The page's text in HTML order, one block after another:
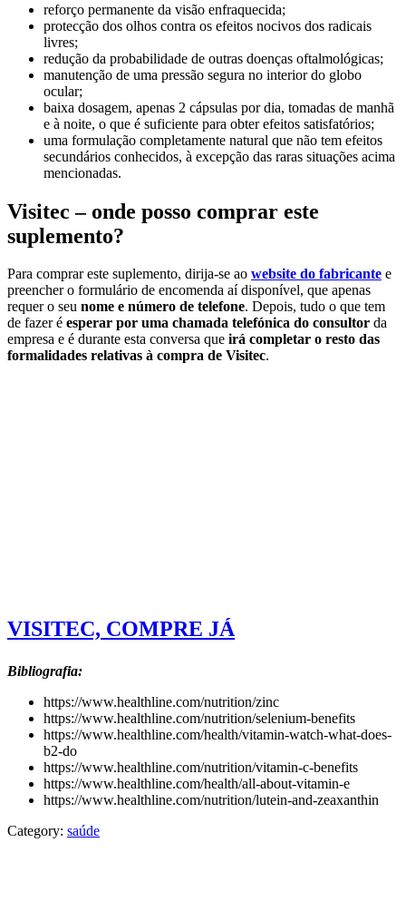
reforço permanente da visão enfraquecida;
protecção dos olhos contra os efeitos nocivos dos radicais
livres;
redução da probabilidade de outras doenças oftalmológicas;
manutenção de uma pressão segura no interior do globo
ocular;
baixa dosagem, apenas 2 cápsulas por dia, tomadas de manhã
e à noite, o que é suficiente para obter efeitos satisfatórios;
uma formulação completamente natural que não tem efeitos
secundários conhecidos, à excepção das raras situações acima
mencionadas.
Visitec – onde posso comprar este
suplemento?
Para comprar este suplemento, dirija-se ao website do fabricante e
preencher o formulário de encomenda aí disponível, que apenas
requer o seu nome e número de telefone. Depois, tudo o que tem
de fazer é esperar por uma chamada telefónica do consultor da
empresa e é durante esta conversa que irá completar o resto das
formalidades relativas à compra de Visitec.
VISITEC, COMPRE JÁ
Bibliografia:
https://www.healthline.com/nutrition/zinc
https://www.healthline.com/nutrition/selenium-benefits
https://www.healthline.com/health/vitamin-watch-what-does-
b2-do
https://www.healthline.com/nutrition/vitamin-c-benefits
https://www.healthline.com/health/all-about-vitamin-e
https://www.healthline.com/nutrition/lutein-and-zeaxanthin
Category: saúde